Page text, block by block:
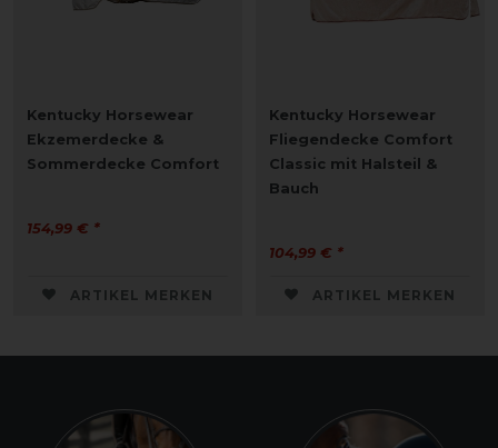
Kentucky Horsewear
Ekzemerdecke &
Sommerdecke Comfort
154,99 € *
ARTIKEL MERKEN
Kentucky Horsewear
Fliegendecke Comfort
Classic mit Halsteil &
Bauch
104,99 € *
ARTIKEL MERKEN